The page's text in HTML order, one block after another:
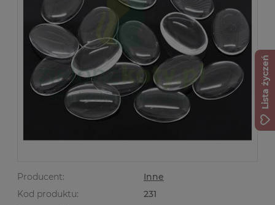
Producent:
Inne
Kod produktu:
231
Lista życzeń